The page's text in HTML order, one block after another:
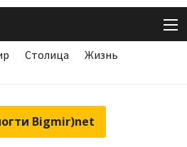
Столица
Жизнь
Bigmir)net